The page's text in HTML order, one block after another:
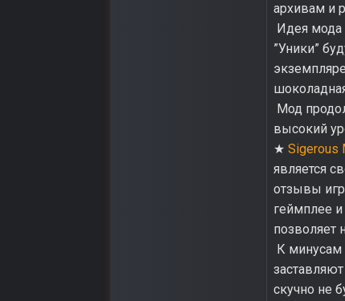
архивам и
Идея мода
”Уники”
Мод
высокий
★ Sigerous
является
отзывы
геймплее
позволяет
К минусам
скучно не